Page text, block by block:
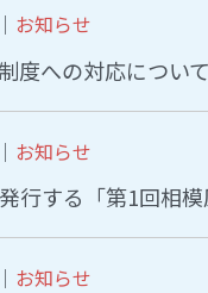
度への対応について
お知らせ
行する「第1回相
お知らせ
お知らせ